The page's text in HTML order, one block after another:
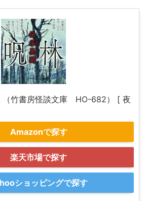
竹書房怪談文庫 HO-682） [ 夜
Amazonで探す
楽天市場で探す
ショッピングで探す